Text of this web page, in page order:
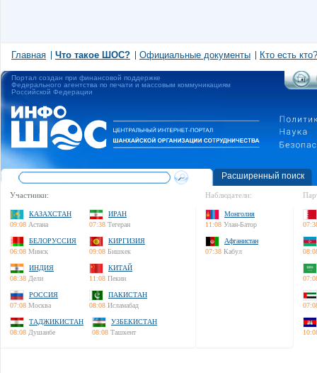
Главная Что такое ШОС? Официальные документы Кто есть кто?
Портал создан при финансовой поддержке
Федерального агентства по печати и массовым коммуникациям
Российской Федерации
Расширенный поиск
Участники:
КАЗАХСТАН
09:08 Астана
ИРАН
07:38 Тегеран
БЕЛОРУССИЯ
06:08 Минск
КИРГИЗИЯ
09:08 Бишкек
ИНДИЯ
08:38 Дели
КИТАЙ
11:08 Пекин
РОССИЯ
07:08 Москва
ПАКИСТАН
08:08 Исламабад
ТАДЖИКИСТАН
08:08 Душанбе
УЗБЕКИСТАН
08:08 Ташкент
Наблюдатели:
Монголия
11:08 Улан-Батор
Афганистан
07:38 Кабул